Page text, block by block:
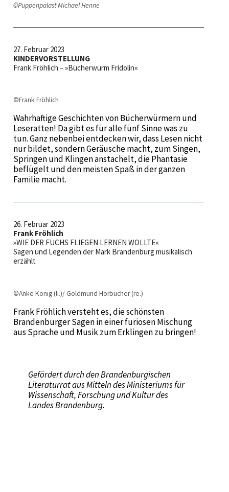
©Puppenpalast Michael Henne
27. Februar 2023
KINDERVORSTELLUNG
Frank Fröhlich – »Bücherwurm Fridolin«
©Frank Fröhlich
Wahrhaftige Geschichten von Bücherwürmern und
Leseratten! Da gibt es für alle fünf Sinne was zu
tun. Ganz nebenbei entdecken wir, dass Lesen nicht
nur bildet, sondern Geräusche macht, zum Singen,
Springen und Klingen anstachelt, die Phantasie
beflügelt und den meisten Spaß in der ganzen
Familie macht.
26. Februar 2023
Frank Fröhlich
»WIE DER FUCHS FLIEGEN LERNEN WOLLTE«
Sagen und Legenden der Mark Brandenburg musikalisch
erzählt
©Anke König (li.)/ Goldmund Hörbücher (re.)
Frank Fröhlich versteht es, die schönsten
Brandenburger Sagen in einer furiosen Mischung
aus Sprache und Musik zum Erklingen zu bringen!
Gefördert durch den Brandenburgischen
Literaturrat aus Mitteln des Ministeriums für
Wissenschaft, Forschung und Kultur des
Landes Brandenburg.